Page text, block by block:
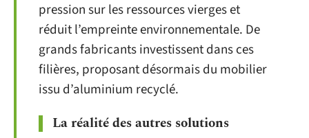
pression sur les ressources vierges et
réduit l’empreinte environnementale. De
grands fabricants investissent dans ces
filières, proposant désormais du mobilier
issu d’aluminium recyclé.
La réalité des autres solutions